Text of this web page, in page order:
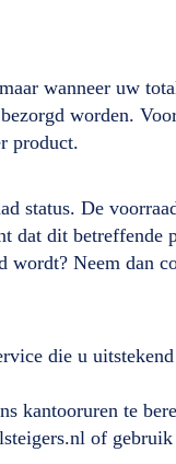
wanneer uw
worden.
product.
status. De
dat dit
wordt? Neem dan
die u
kantooruren te
of